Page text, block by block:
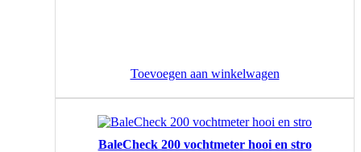
Toevoegen aan winkelwagen
BaleCheck 200 vochtmeter hooi en stro